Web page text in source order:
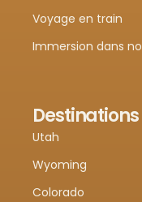
Voyage en train
Immersion dans
Utah
Wyoming
Colorado